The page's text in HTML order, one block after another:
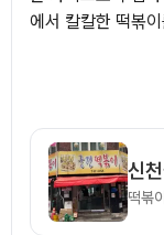
에서 칼칼한 떡볶
신
떡볶이